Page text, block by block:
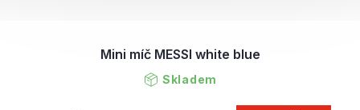
Mini míč MESSI white blue
Skladem